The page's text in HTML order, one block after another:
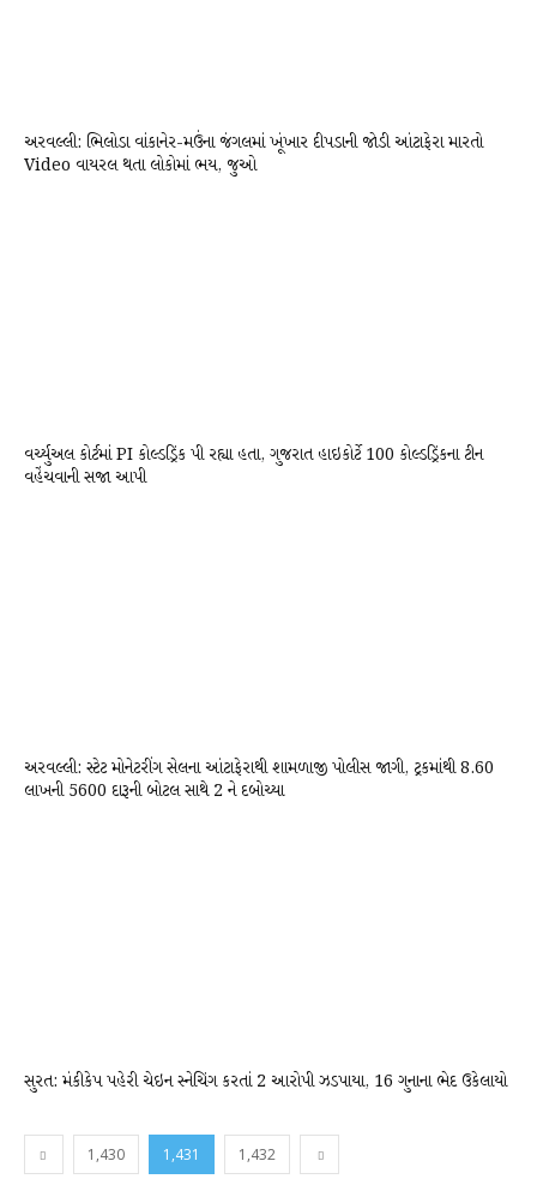
અરવલ્લી: ભિલોડા વાંકાનેર-મઉંના જંગલમાં ખૂંખાર દીપડાની જોડી આંટાફેરા મારતો
Video વાયરલ થતા લોકોમાં ભય, જુઓ
વર્ચ્યુઅલ કોર્ટમાં PI કોલ્ડડ્રિંક પી રહ્યા હતા, ગુજરાત હાઇકોર્ટે 100 કોલ્ડડ્રિંકના ટીન
વહેંચવાની સજા આપી
અરવલ્લી: સ્ટેટ મોનેટરીંગ સેલના આંટાફેરાથી શામળાજી પોલીસ જાગી, ટ્રકમાંથી 8.60
લાખની 5600 દારૂની બોટલ સાથે 2 ને દબોચ્યા
સુરત: મંકીકેપ પહેરી ચેઇન સ્નેચિંગ કરતાં 2 આરોપી ઝડપાયા, 16 ગુનાના ભેદ ઉકેલાયો
1,430 1,431 1,432